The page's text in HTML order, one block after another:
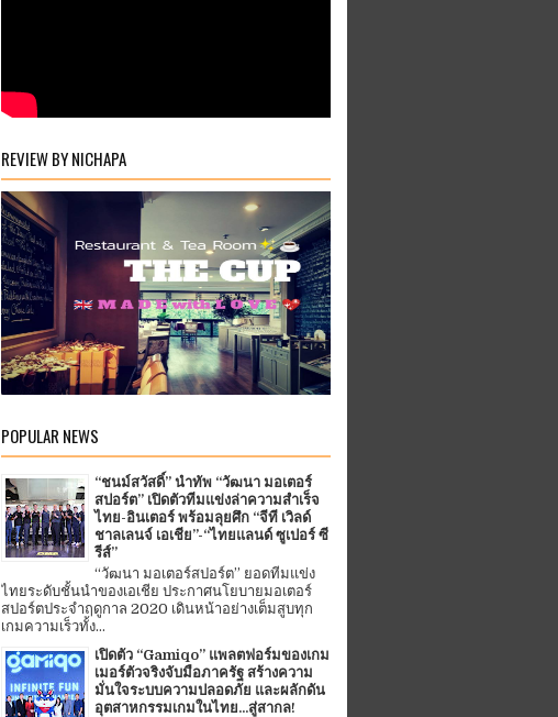
REVIEW BY NICHAPA
POPULAR NEWS
“ชนม์สวัสดิ์” นำทัพ “วัฒนา มอเตอร์
สปอร์ต” เปิดตัวทีมแข่งล่าความสำเร็จ
ไทย-อินเตอร์ พร้อมลุยศึก “จีที เวิลด์
ชาลเลนจ์ เอเชีย”-“ไทยแลนด์ ซูเปอร์ ซี
รีส์”
“วัฒนา มอเตอร์สปอร์ต” ยอดทีมแข่ง
ไทยระดับชั้นนำของเอเชีย ประกาศนโยบายมอเตอร์
สปอร์ตประจำฤดูกาล 2020 เดินหน้าอย่างเต็มสูบทุก
เกมความเร็วทั้ง...
เปิดตัว “Gamiqo” แพลตฟอร์มของเกม
เมอร์ตัวจริงจับมือภาครัฐ สร้างความ
มั่นใจระบบความปลอดภัย และผลักดัน
อุตสาหกรรมเกมในไทย...สู่สากล!